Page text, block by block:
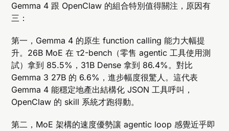
Gemma 4 跟 OpenClaw 的組合特別值得關注，原因有
三：
第一，Gemma 4 的原生 function calling 能力大幅提
升。26B MoE 在 τ2-bench（零售 agentic 工具使用測
試）拿到 85.5%，31B Dense 拿到 86.4%。對比
Gemma 3 27B 的 6.6%，進步幅度很驚人。這代表
Gemma 4 能穩定地產出結構化 JSON 工具呼叫，
OpenClaw 的 skill 系統才跑得動。
第二，MoE 架構的速度優勢讓 agentic loop 感覺近乎即